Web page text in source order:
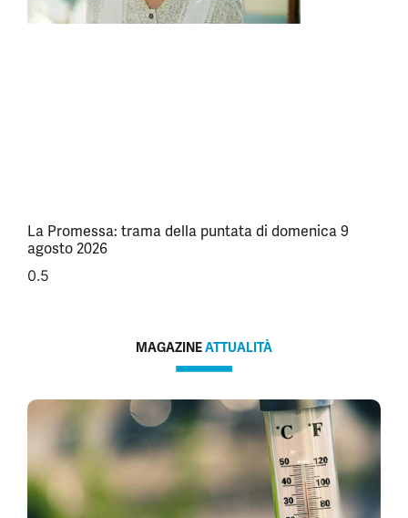
La Promessa: trama della puntata di domenica 9
agosto 2026
MAGAZINEATTUALITÀ